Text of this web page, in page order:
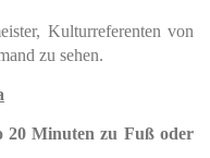
Kulturreferenten von
zu sehen.
20 Minuten zu Fuß oder